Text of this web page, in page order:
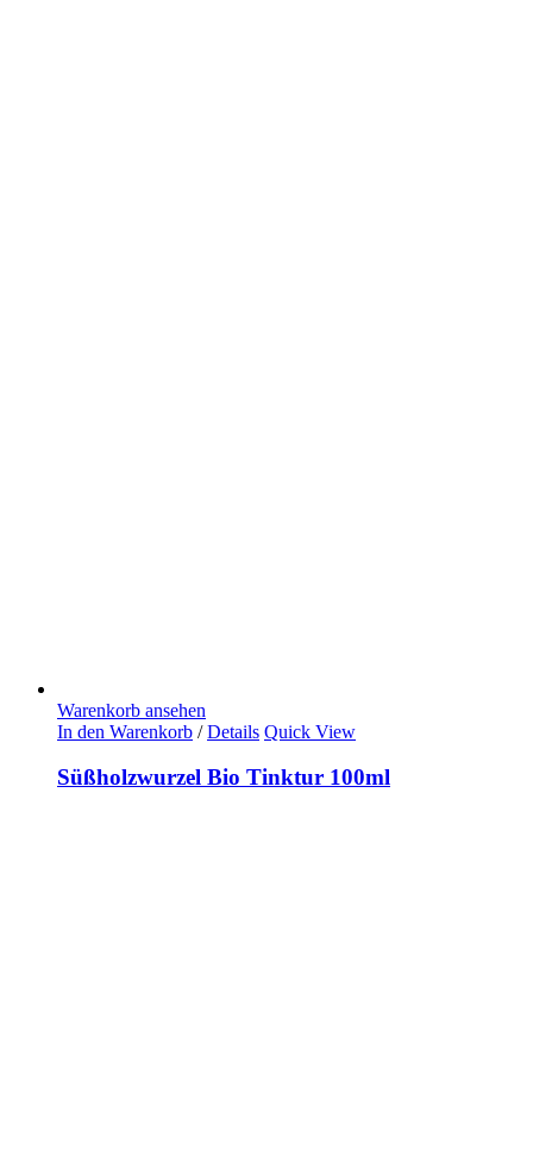
Warenkorb ansehen
In den Warenkorb / Details Quick View
Süßholzwurzel Bio Tinktur 100ml